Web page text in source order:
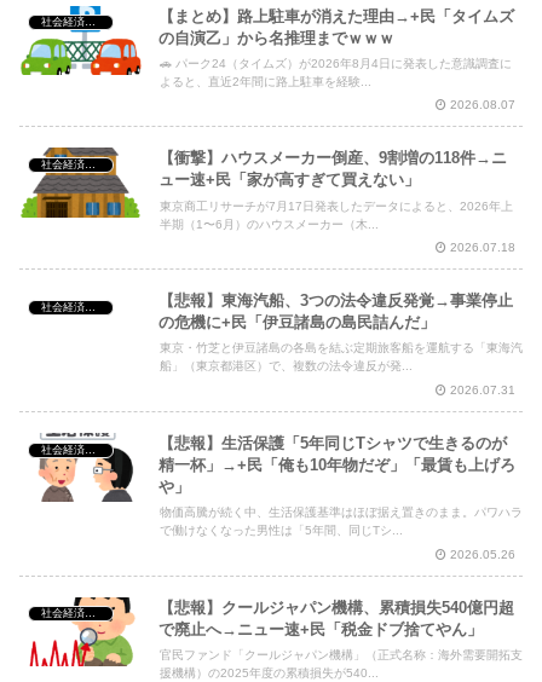
【まとめ】路上駐車が消えた理由→+民「タイムズ
の自演乙」から名推理までｗｗｗ
🚗 パーク24（タイムズ）が2026年8月4日に発表した意識調査に
よると、直近2年間に路上駐車を経験...
2026.08.07
【衝撃】ハウスメーカー倒産、9割増の118件→ニ
ュー速+民「家が高すぎて買えない」
東京商工リサーチが7月17日発表したデータによると、2026年上
半期（1〜6月）のハウスメーカー（木...
2026.07.18
【悲報】東海汽船、3つの法令違反発覚→事業停止
の危機に+民「伊豆諸島の島民詰んだ」
東京・竹芝と伊豆諸島の各島を結ぶ定期旅客船を運航する「東海汽
船」（東京都港区）で、複数の法令違反が発...
2026.07.31
【悲報】生活保護「5年同じTシャツで生きるのが
精一杯」→+民「俺も10年物だぞ」「最賃も上げろ
や」
物価高騰が続く中、生活保護基準はほぼ据え置きのまま。パワハラ
で働けなくなった男性は「5年間、同じTシ...
2026.05.26
社会経済・政治
【悲報】クールジャパン機構、累積損失540億円超
で廃止へ→ニュー速+民「税金ドブ捨てやん」
官民ファンド「クールジャパン機構」（正式名称：海外需要開拓支
援機構）の2025年度の累積損失が540...